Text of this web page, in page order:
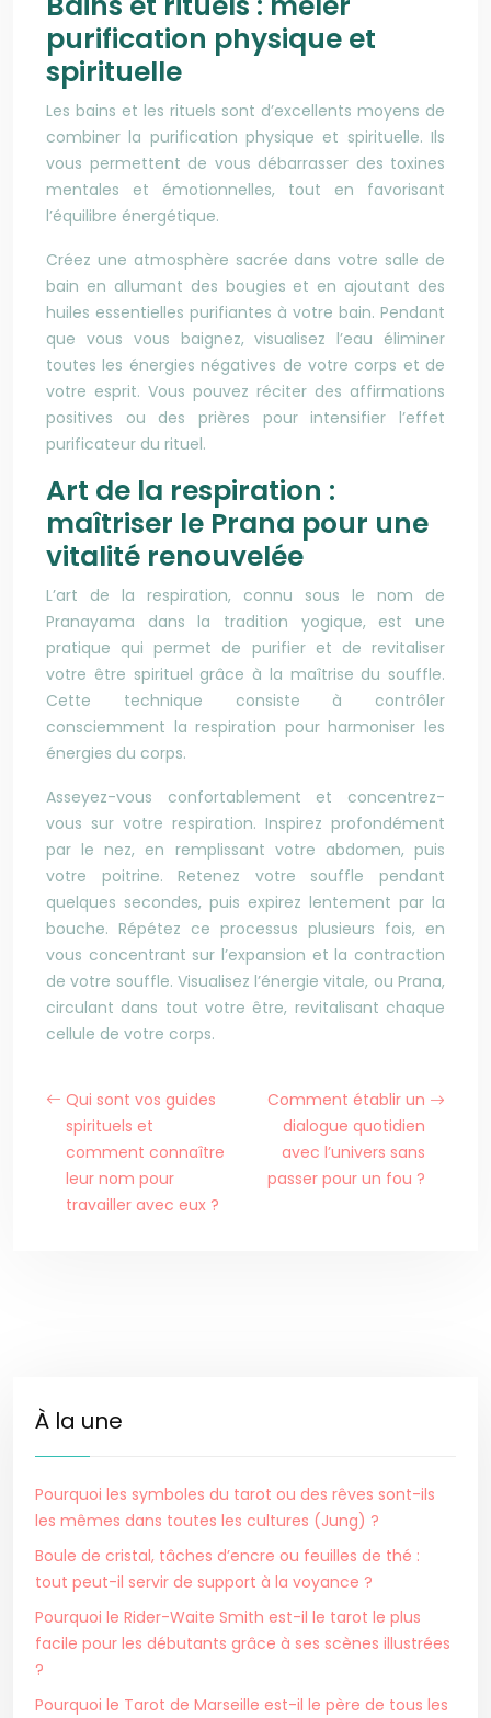
purification physique et
spirituelle
Les bains et les rituels sont d’excellents moyens de
combiner la purification physique et spirituelle. Ils
vous permettent de vous débarrasser des toxines
mentales et émotionnelles, tout en favorisant
l’équilibre énergétique.
Créez une atmosphère sacrée dans votre salle de
bain en allumant des bougies et en ajoutant des
huiles essentielles purifiantes à votre bain. Pendant
que vous vous baignez, visualisez l’eau éliminer
toutes les énergies négatives de votre corps et de
votre esprit. Vous pouvez réciter des affirmations
positives ou des prières pour intensifier l’effet
purificateur du rituel.
Art de la respiration :
maîtriser le Prana pour une
vitalité renouvelée
L’art de la respiration, connu sous le nom de
Pranayama dans la tradition yogique, est une
pratique qui permet de purifier et de revitaliser
votre être spirituel grâce à la maîtrise du souffle.
Cette technique consiste à contrôler
consciemment la respiration pour harmoniser les
énergies du corps.
Asseyez-vous confortablement et concentrez-
vous sur votre respiration. Inspirez profondément
par le nez, en remplissant votre abdomen, puis
votre poitrine. Retenez votre souffle pendant
quelques secondes, puis expirez lentement par la
bouche. Répétez ce processus plusieurs fois, en
vous concentrant sur l’expansion et la contraction
de votre souffle. Visualisez l’énergie vitale, ou Prana,
circulant dans tout votre être, revitalisant chaque
cellule de votre corps.
Qui sont vos guides
spirituels et
comment connaître
leur nom pour
travailler avec eux ?
Comment établir un
dialogue quotidien
avec l’univers sans
passer pour un fou ?
À la une
Pourquoi les symboles du tarot ou des rêves sont-ils
les mêmes dans toutes les cultures (Jung) ?
Boule de cristal, tâches d’encre ou feuilles de thé :
tout peut-il servir de support à la voyance ?
Pourquoi le Rider-Waite Smith est-il le tarot le plus
facile pour les débutants grâce à ses scènes illustrées
?
Pourquoi le Tarot de Marseille est-il le père de tous les